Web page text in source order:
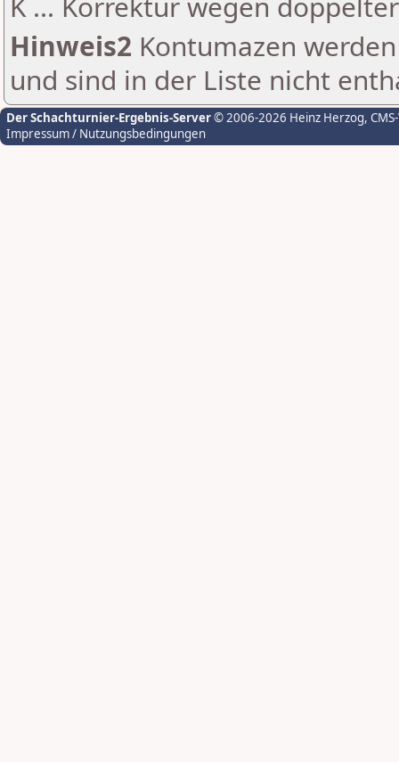
Hinweis2 Kontumazen
und sind in der Liste nicht
Der Schachturnier-Ergebnis-Server© 2006-2026 Heinz Herzog,
Impressum / Nutzungsbedingungen